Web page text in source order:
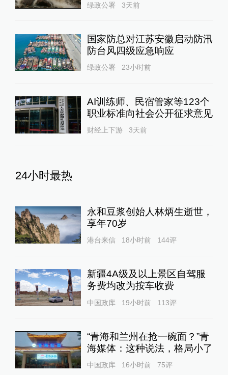
绿政公署 3天前
国家防总对江苏安徽启动防汛
防台风四级应急响应
绿政公署 23小时前
AI训练师、民宿管家等123个
职业标准向社会公开征求意见
财经上下游 3天前
24小时最热
永和豆浆创始人林炳生逝世，
享年70岁
港台来信 18小时前 144评
新疆4A级及以上景区自驾服
务费均改为按车收费
中国政库 19小时前 113评
“青海和兰州在抢一碗面？”青
海媒体：这种说法，格局小了
中国政库 16小时前 75评